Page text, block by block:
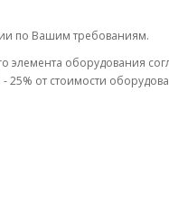
по Вашим требованиям.
элемента оборудования
25% от стоимости